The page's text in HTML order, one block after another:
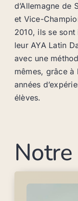
d’Allemagne de
et Vice-
2010, ils se
leur AYA Latin
avec une
mêmes, grâce à
années
élèves.